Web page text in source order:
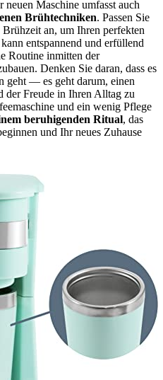
Maschine umfasst auch
Brühtechniken. Passen Sie
an, um Ihren perfekten
entspannend und erfüllend
Routine inmitten der
Denken Sie daran, dass es
geht — es geht darum, einen
der Freude in Ihren Alltag zu
und ein wenig Pflege
beruhigenden Ritual, das
und Ihr neues Zuhause